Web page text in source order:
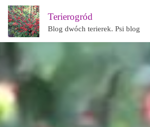
Terierogród
Blog dwóch terierek. Psi blog